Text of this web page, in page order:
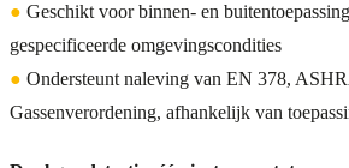
● Geschikt voor binnen- en
gespecificeerde omgevingscondities
● Ondersteunt naleving van EN 378,
Gassenverordening, afhankelijk van